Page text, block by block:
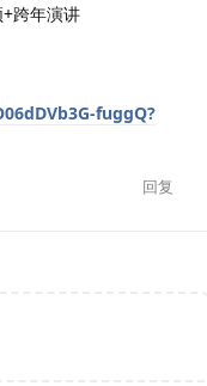
跨年演讲
fuggQ?
回复